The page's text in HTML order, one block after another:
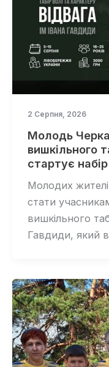
2 Серпня, 2026
Молодь
вишкільного
стартує
Молодих
стати
вишкільного
Гавдиди, який